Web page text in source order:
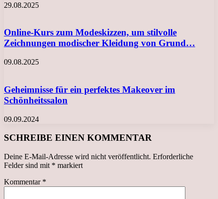
29.08.2025
Online-Kurs zum Modeskizzen, um stilvolle
Zeichnungen modischer Kleidung von Grund…
09.08.2025
Geheimnisse für ein perfektes Makeover im
Schönheitssalon
09.09.2024
SCHREIBE EINEN KOMMENTAR
Deine E-Mail-Adresse wird nicht veröffentlicht. Erforderliche
Felder sind mit * markiert
Kommentar *